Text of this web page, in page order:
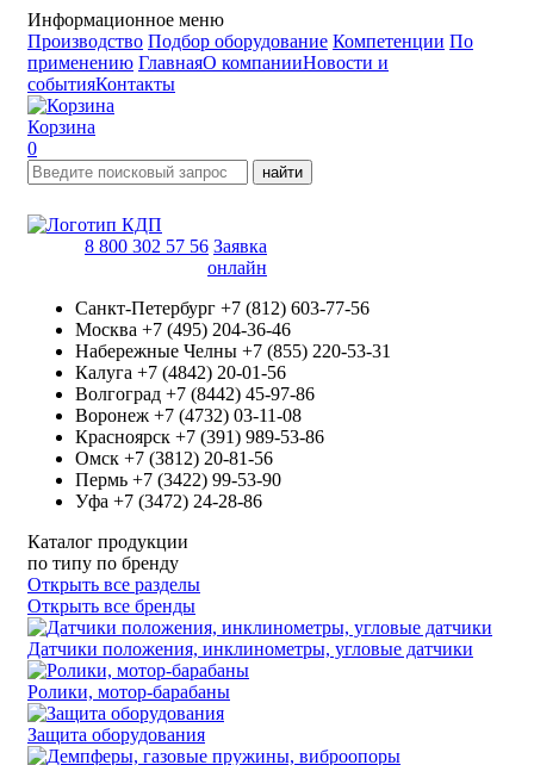
Информационное меню
Производство Подбор оборудование Компетенции По
применению ГлавнаяО компанииНовости и
событияКонтакты
Корзина
0
найти
8 800 302 57 56 Заявка
онлайн
Санкт-Петербург +7 (812) 603-77-56
Москва +7 (495) 204-36-46
Набережные Челны +7 (855) 220-53-31
Калуга +7 (4842) 20-01-56
Волгоград +7 (8442) 45-97-86
Воронеж +7 (4732) 03-11-08
Красноярск +7 (391) 989-53-86
Омск +7 (3812) 20-81-56
Пермь +7 (3422) 99-53-90
Уфа +7 (3472) 24-28-86
Каталог продукции
по типу по бренду
Открыть все разделы
Открыть все бренды
Датчики положения, инклинометры, угловые датчики
Ролики, мотор-барабаны
Защита оборудования